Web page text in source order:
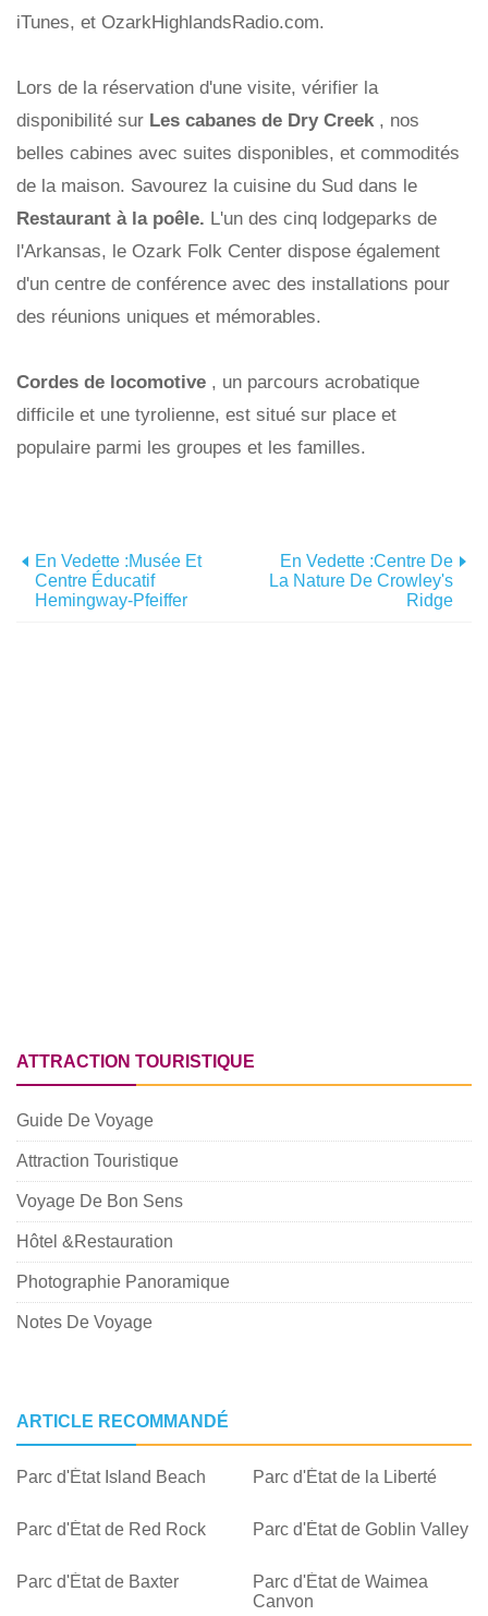
iTunes, et OzarkHighlandsRadio.com.
Lors de la réservation d'une visite, vérifier la
disponibilité sur Les cabanes de Dry Creek , nos
belles cabines avec suites disponibles, et commodités
de la maison. Savourez la cuisine du Sud dans le
Restaurant à la poêle. L'un des cinq lodgeparks de
l'Arkansas, le Ozark Folk Center dispose également
d'un centre de conférence avec des installations pour
des réunions uniques et mémorables.
Cordes de locomotive , un parcours acrobatique
difficile et une tyrolienne, est situé sur place et
populaire parmi les groupes et les familles.
En Vedette :Musée Et
Centre Éducatif
Hemingway-Pfeiffer
En Vedette :Centre De
La Nature De Crowley's
Ridge
ATTRACTION TOURISTIQUE
Guide De Voyage
Attraction Touristique
Voyage De Bon Sens
Hôtel &Restauration
Photographie Panoramique
Notes De Voyage
ARTICLE RECOMMANDÉ
Parc d'État Island Beach Parc d'État de la Liberté
Parc d'État de Red Rock Parc d'État de Goblin Valley
Parc d'État de Baxter
Parc d'État de Waimea
Canyon